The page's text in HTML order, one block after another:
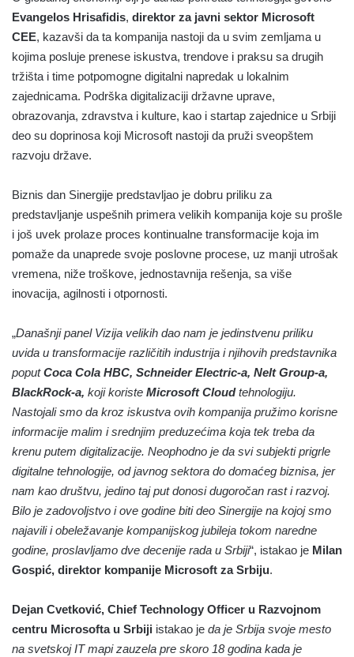
Evangelos Hrisafidis, direktor za javni sektor Microsoft
CEE, kazavši da ta kompanija nastoji da u svim zemljama u
kojima posluje prenese iskustva, trendove i praksu sa drugih
tržišta i time potpomogne digitalni napredak u lokalnim
zajednicama. Podrška digitalizaciji državne uprave,
obrazovanja, zdravstva i kulture, kao i startap zajednice u Srbiji
deo su doprinosa koji Microsoft nastoji da pruži sveopštem
razvoju države.
Biznis dan Sinergije predstavljao je dobru priliku za
predstavljanje uspešnih primera velikih kompanija koje su prošle
i još uvek prolaze proces kontinualne transformacije koja im
pomaže da unaprede svoje poslovne procese, uz manji utrošak
vremena, niže troškove, jednostavnija rešenja, sa više
inovacija, agilnosti i otpornosti.
„Današnji panel Vizija velikih dao nam je jedinstvenu priliku
uvida u transformacije različitih industrija i njihovih predstavnika
poputCoca Cola HBC, Schneider Electric-a, Nelt Group-a,
BlackRock-a, koji koriste Microsoft Cloudtehnologiju.
Nastojali smo da kroz iskustva ovih kompanija pružimo korisne
informacije malim i srednjim preduzećima koja tek treba da
krenu putem digitalizacije. Neophodno je da svi subjekti prigrle
digitalne tehnologije, od javnog sektora do domaćeg biznisa, jer
nam kao društvu, jedino taj put donosi dugoročan rast i razvoj.
Bilo je zadovoljstvo i ove godine biti deo Sinergije na kojoj smo
najavili i obeležavanje kompanijskog jubileja tokom naredne
godine, proslavljamo dve decenije rada u Srbiji“, istakao je Milan
Gospić, direktor kompanije Microsoft za Srbiju.
Dejan Cvetković, Chief Technology Officer u Razvojnom
centru Microsofta u Srbiji istakao je da je Srbija svoje mesto
na svetskoj IT mapi zauzela pre skoro 18 godina kada je